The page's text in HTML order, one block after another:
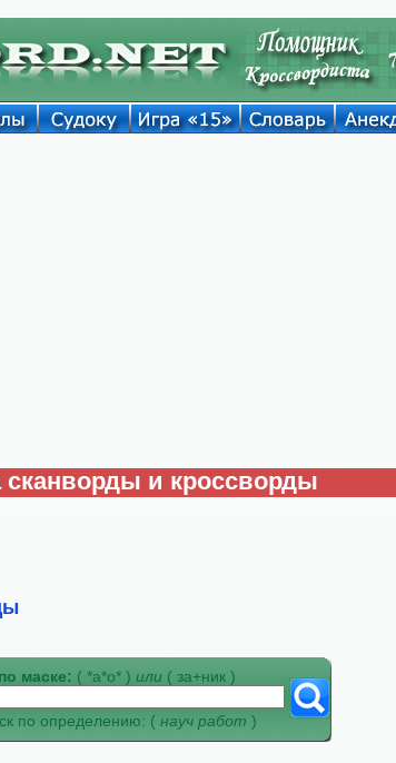
и кроссворды
маске: ( *а*о* ) или ( за+ник )
по определению: ( науч работ )